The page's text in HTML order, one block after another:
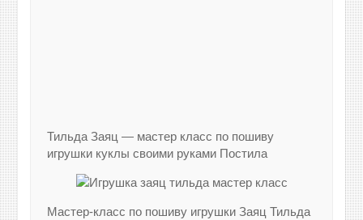
Тильда Заяц — мастер класс по пошиву
игрушки куклы своими руками Постила
Мастер-класс по пошиву игрушки Заяц Тильда